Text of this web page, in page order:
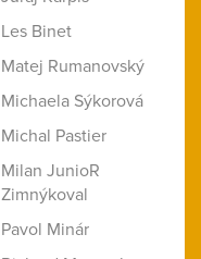
Les Binet
Matej Rumanovský
Michaela Sýkorová
Michal Pastier
Milan JunioR
Zimnýkoval
Pavol Minár